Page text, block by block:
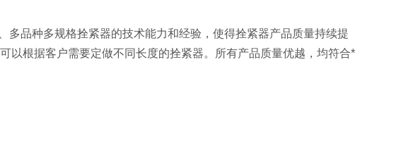
品种多规格拴紧器的技术能力和经验，使得拴紧器产品质量持续提
以根据客户需要定做不同长度的拴紧器。所有产品质量优越，均符合*